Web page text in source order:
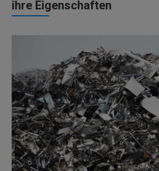
ihre Eigenschaften